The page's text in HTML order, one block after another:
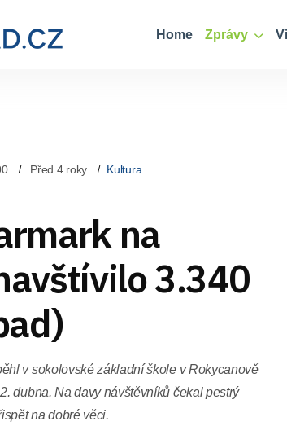
Home Zprávy
Před 4 roky Kultura
na
3.340
v sokolovské základní škole v Rokycanově
dubna. Na davy návštěvníků čekal pestrý
na dobré věci.